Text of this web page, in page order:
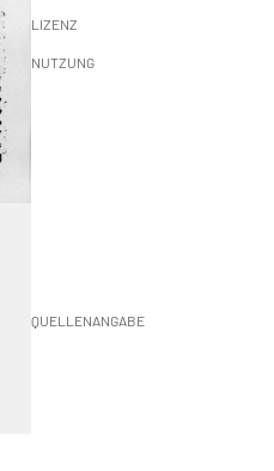
LIZENZ
NUTZUNG
QUELLENANGABE